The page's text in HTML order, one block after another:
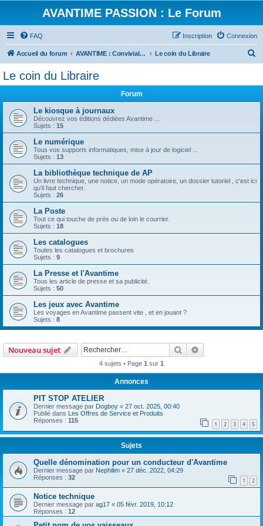
AVANTIME PASSION : Le Forum
FAQ Connexion
Inscription
Accueil du forum AVANTIME : Convivialité et Partage Le coin du Libraire
e
Le coin du Libraire
Forum
Le kiosque à journaux
Découvrez vos éditions dédiées Avantime ...
Sujets : 15
Le numérique
Tous vos supports informatiques, mise à jour de logiciel ...
Sujets : 13
La bibliothèque technique de AP
Un livre technique, une notice, un mode opératoire, un dossier tutoriel , c'est ici
qu'il faut chercher.
Sujets : 26
La Poste
Tout ce qui touche de prés ou de loin le courrier.
Sujets : 18
Les catalogues
Toutes les catalogues et brochures
Sujets : 9
La Presse et l'Avantime
Tous les article de presse et sa publicité.
Sujets : 50
Les jeux avec Avantime
Les voyages en Avantime passent vite , et en jouant ?
Sujets : 8
Nouveau sujet Rechercher
4 sujets • Page 1 sur 1
Annonces
PIT STOP ATELIER
Dernier message par Dogboy « 27 oct. 2025, 00:40
Publié dans Les Offres de Service et Produits
Réponses : 115 1 2 3 4 5
Sujets
Quelle dénomination pour un conducteur d'Avantime
Dernier message par Nephilim « 27 déc. 2022, 04:29
Réponses : 32 1 2
Notice technique
Dernier message par ag17 « 05 févr. 2019, 10:12
Réponses : 12